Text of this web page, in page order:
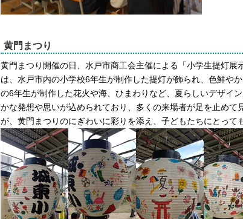
黄門まつり
黄門まつり開催の日、水戸市商工会主催による「小学生提灯展示
は、水戸市内の小学校6年生が制作した提灯が飾られ、色鮮や
の6年生が制作した花火や海、ひまわり など、夏らしいデザイ
かな発想や思いが込められており、多くの来場者が足を止めて
が、黄門まつりのにぎわいに彩りを添え
、子どもたちにとって